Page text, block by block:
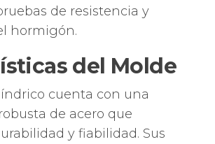
de resistencia y
hormigón.
del Molde
cuenta con una
de acero que
y fiabilidad. Sus